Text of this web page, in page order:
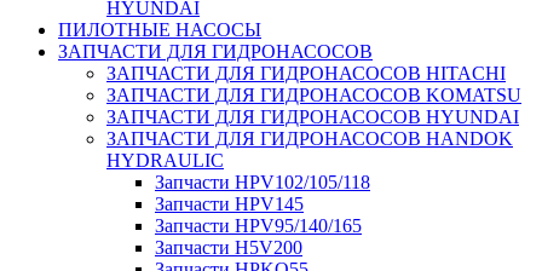
HYUNDAI
ПИЛОТНЫЕ НАСОСЫ
ЗАПЧАСТИ ДЛЯ ГИДРОНАСОСОВ
ЗАПЧАСТИ ДЛЯ ГИДРОНАСОСОВ HITACHI
ЗАПЧАСТИ ДЛЯ ГИДРОНАСОСОВ KOMATSU
ЗАПЧАСТИ ДЛЯ ГИДРОНАСОСОВ HYUNDAI
ЗАПЧАСТИ ДЛЯ ГИДРОНАСОСОВ HANDOK
HYDRAULIC
Запчасти HPV102/105/118
Запчасти HPV145
Запчасти HPV95/140/165
Запчасти H5V200